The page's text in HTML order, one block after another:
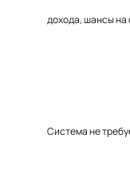
дохода, шансы
Система не